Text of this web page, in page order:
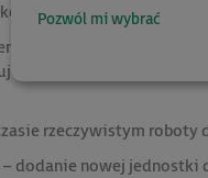
dane zadanie,
– nie ma
się również wysoką
rzeczywistym
dodanie nowej
Pozwól mi wybrać